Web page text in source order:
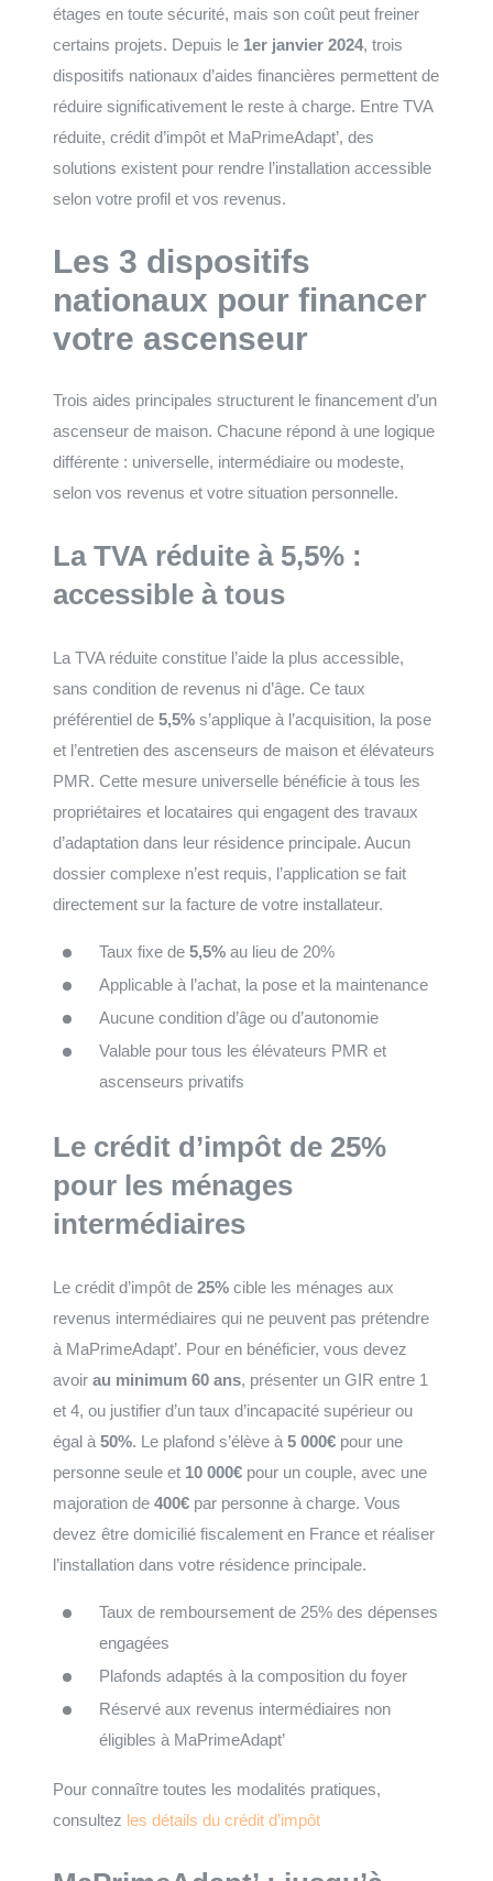
étages en toute sécurité, mais son coût peut freiner
certains projets. Depuis le 1er janvier 2024, trois
dispositifs nationaux d’aides financières permettent de
réduire significativement le reste à charge. Entre TVA
réduite, crédit d’impôt et MaPrimeAdapt’, des
solutions existent pour rendre l’installation accessible
selon votre profil et vos revenus.
Les 3 dispositifs
nationaux pour financer
votre ascenseur
Trois aides principales structurent le financement d’un
ascenseur de maison. Chacune répond à une logique
différente : universelle, intermédiaire ou modeste,
selon vos revenus et votre situation personnelle.
La TVA réduite à 5,5% :
accessible à tous
La TVA réduite constitue l’aide la plus accessible,
sans condition de revenus ni d’âge. Ce taux
préférentiel de 5,5% s’applique à l’acquisition, la pose
et l’entretien des ascenseurs de maison et élévateurs
PMR. Cette mesure universelle bénéficie à tous les
propriétaires et locataires qui engagent des travaux
d’adaptation dans leur résidence principale. Aucun
dossier complexe n’est requis, l’application se fait
directement sur la facture de votre installateur.
Taux fixe de 5,5% au lieu de 20%
Applicable à l’achat, la pose et la maintenance
Aucune condition d’âge ou d’autonomie
Valable pour tous les élévateurs PMR et
ascenseurs privatifs
Le crédit d’impôt de 25%
pour les ménages
intermédiaires
Le crédit d’impôt de 25% cible les ménages aux
revenus intermédiaires qui ne peuvent pas prétendre
à MaPrimeAdapt’. Pour en bénéficier, vous devez
avoir au minimum 60 ans, présenter un GIR entre 1
et 4, ou justifier d’un taux d’incapacité supérieur ou
égal à 50%. Le plafond s’élève à 5 000€ pour une
personne seule et 10 000€ pour un couple, avec une
majoration de 400€ par personne à charge. Vous
devez être domicilié fiscalement en France et réaliser
l’installation dans votre résidence principale.
Taux de remboursement de 25% des dépenses
engagées
Plafonds adaptés à la composition du foyer
Réservé aux revenus intermédiaires non
éligibles à MaPrimeAdapt’
Pour connaître toutes les modalités pratiques,
consultez les détails du crédit d’impôt